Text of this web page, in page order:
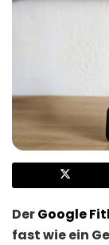
DerGoogle
fast wie ein